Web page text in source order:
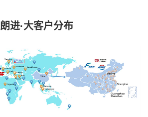
朗进·大客户分布